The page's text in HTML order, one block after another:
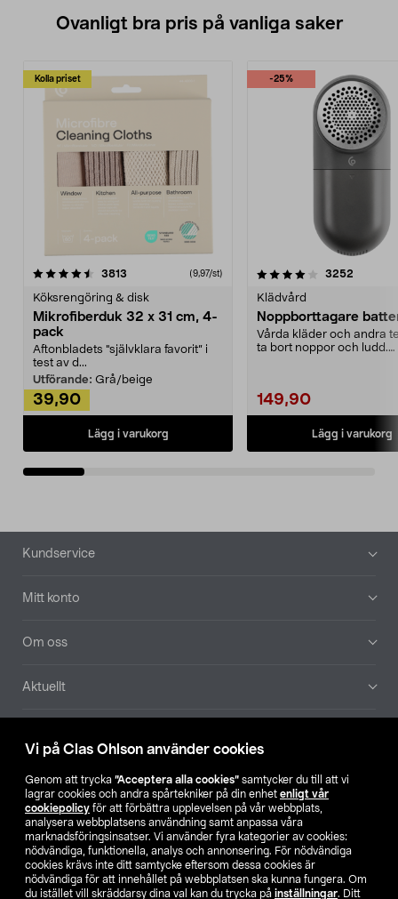
Vi på Clas Ohlson använder cookies
Genom att trycka ”Acceptera alla cookies” samtycker du till att vi
lagrar cookies och andra spårtekniker på din enhet enligt vår
cookiepolicy för att förbättra upplevelsen på vår webbplats,
analysera webbplatsens användning samt anpassa våra
marknadsföringsinsatser. Vi använder fyra kategorier av cookies:
nödvändiga, funktionella, analys och annonsering. För nödvändiga
cookies krävs inte ditt samtycke eftersom dessa cookies är
nödvändiga för att innehållet på webbplatsen ska kunna fungera. Om
du istället vill skräddarsy dina val kan du trycka på inställningar. Ditt
Ovanligt bra pris på vanliga saker
Kolla priset
3813 (9,97/st)
Köksrengöring & disk
Mikrofiberduk 32 x 31 cm, 4-
pack
Aftonbladets "självklara favorit” i
test av d...
Utförande: Grå/beige
39,90
Lägg i varukorg
-25%
4.0av 5 stjärnor 3252
Klädvård
Noppborttagare
Vårda kläder och andra
ta bort noppor och ludd.
149,90
Lägg i varukorg
4.5av 5 stjärnor
Sidfot
Kundservice
Mitt konto
Om oss
Aktuellt
Hitta butik
SE NO FI